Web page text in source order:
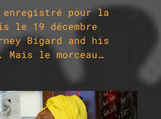
enregistré pour la
le 19 décembre
Bigard and his
Mais le morceau…